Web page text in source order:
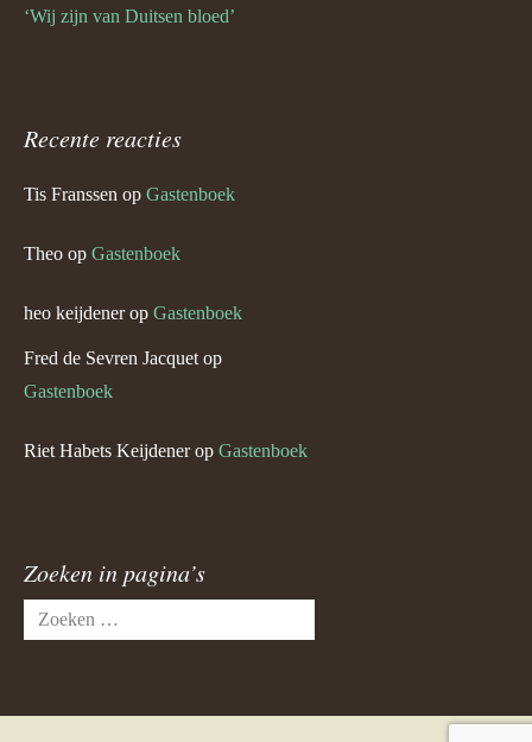
‘Wij zijn van Duitsen bloed’
Recente reacties
Tis Franssen op Gastenboek
Theo op Gastenboek
heo keijdenerop Gastenboek
Fred de Sevren Jacquet op
Gastenboek
Riet Habets Keijdenerop Gastenboek
Zoeken in pagina’s
Zoeken
naar: